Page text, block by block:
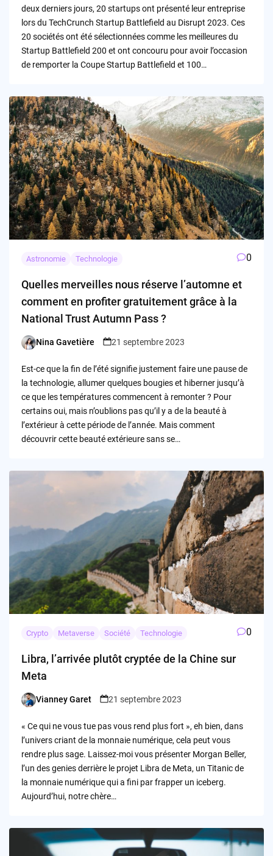
deux derniers jours, 20 startups ont présenté leur entreprise
lors du TechCrunch Startup Battlefield au Disrupt 2023. Ces
20 sociétés ont été sélectionnées comme les meilleures du
Startup Battlefield 200 et ont concouru pour avoir l’occasion
de remporter la Coupe Startup Battlefield et 100…
Astronomie Technologie 0
Quelles merveilles nous réserve l’automne et
comment en profiter gratuitement grâce à la
National Trust Autumn Pass ?
Posted
Nina Gavetière 21 septembre 2023
Est-ce que la fin de l’été signifie justement faire une pause de
la technologie, allumer quelques bougies et hiberner jusqu’à
ce que les températures commencent à remonter ? Pour
certains oui, mais n’oublions pas qu’il y a de la beauté à
l’extérieur à cette période de l’année. Mais comment
découvrir cette beauté extérieure sans se…
Crypto Metaverse Société Technologie 0
Libra, l’arrivée plutôt cryptée de la Chine sur
Meta
Posted
Vianney Garet 21 septembre 2023
« Ce qui ne vous tue pas vous rend plus fort », eh bien, dans
l’univers criant de la monnaie numérique, cela peut vous
rendre plus sage. Laissez-moi vous présenter Morgan Beller,
l’un des genies derrière le projet Libra de Meta, un Titanic de
la monnaie numérique qui a fini par frapper un iceberg.
Aujourd’hui, notre chère…